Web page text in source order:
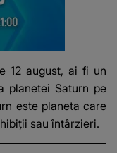
12 august, ai fi un
planetei Saturn pe
este planeta care
sau întârzieri.